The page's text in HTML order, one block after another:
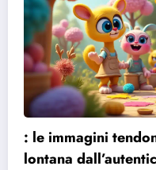
: le immagini
lontana